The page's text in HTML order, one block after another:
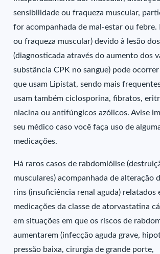
sensibilidade ou fraqueza muscular,
for acompanhada de mal-estar ou
ou fraqueza muscular) devido à lesão
(diagnosticada através do aumento dos
substância CPK no sangue) pode
que usam Lipistat, sendo mais
usam também ciclosporina, fibratos,
niacina ou antifúngicos azólicos. Avise
seu médico caso você faça uso de
medicações.
Há raros casos de rabdomiólise
musculares) acompanhada de alteração
rins (insuficiência renal aguda) relatados
medicações da classe de atorvastatina
em situações em que os riscos de
aumentarem (infecção aguda grave,
pressão baixa, cirurgia de grande porte,